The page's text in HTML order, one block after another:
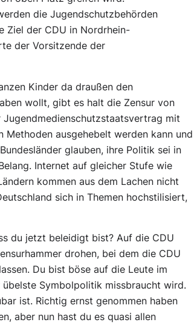
die Jugendschutzbehörden
Ziel der CDU in Nordrhein-
der Vorsitzende der
Kinder da draußen den
wollt, gibt es halt die Zensur von
mit
ausgehebelt werden kann und
glauben, ihre Politik sei in
Internet auf gleicher Stufe wie
kommen aus dem Lachen nicht
sich in Themen hochstilisiert,
du jetzt beleidigt bist? Auf die CDU
drohen, bei dem die CDU
Du bist böse auf die Leute im
Symbolpolitik missbraucht wird.
ist. Richtig ernst genommen haben
aber nun hast du es quasi allen